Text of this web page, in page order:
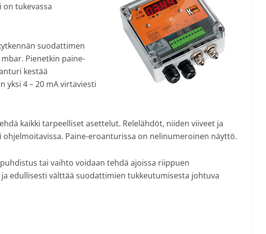
tukevassa
suodattimen
Pienetkin paine-
kestää
yksi 4 – 20 mA virtaviesti
kaikki tarpeelliset asettelut. Relelähdöt, niiden viiveet ja
Paine-eroanturissa on nelinumeroinen näyttö.
tai vaihto voidaan tehdä ajoissa riippuen
edullisesti välttää suodattimien tukkeutumisesta johtuva